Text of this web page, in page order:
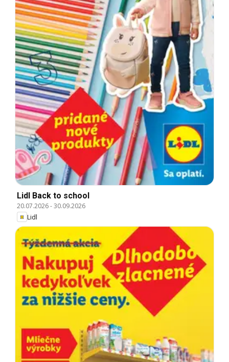
Lidl Back to school
20.07.2026-30.09.2026
Lidl